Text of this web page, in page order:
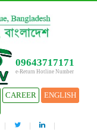
09643717171
e-Return Hotline Number
CAREER ENGLISH